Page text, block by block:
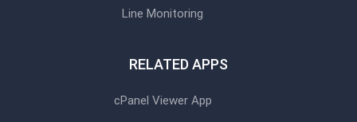
Line Monitoring
RELATED APPS
cPanel Viewer App